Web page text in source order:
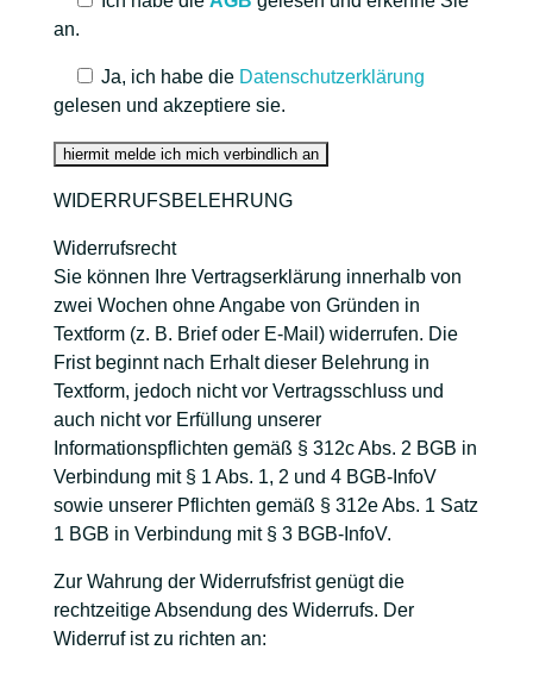
an.
Ja, ich habe die Datenschutzerklärung
gelesen und akzeptiere sie.
WIDERRUFSBELEHRUNG
Widerrufsrecht
Sie können Ihre Vertragserklärung innerhalb von
zwei Wochen ohne Angabe von Gründen in
Textform (z. B. Brief oder E-Mail) widerrufen. Die
Frist beginnt nach Erhalt dieser Belehrung in
Textform, jedoch nicht vor Vertragsschluss und
auch nicht vor Erfüllung unserer
Informationspflichten gemäß § 312c Abs. 2 BGB in
Verbindung mit § 1 Abs. 1, 2 und 4 BGB-InfoV
sowie unserer Pflichten gemäß § 312e Abs. 1 Satz
1 BGB in Verbindung mit § 3 BGB-InfoV.
Zur Wahrung der Widerrufsfrist genügt die
rechtzeitige Absendung des Widerrufs. Der
Widerruf ist zu richten an: